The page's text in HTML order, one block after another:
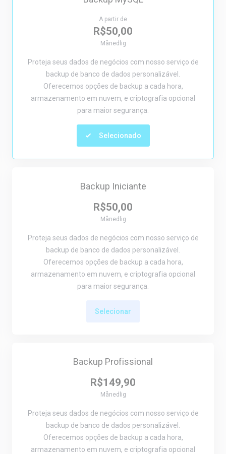
A partir de
R$50,00
Månedlig
Proteja seus dados de negócios com nosso serviço de
backup de banco de dados personalizável.
Oferecemos opções de backup a cada hora,
armazenamento em nuvem, e criptografia opcional
para maior segurança.
Selecionado
Backup Iniciante
R$50,00
Månedlig
Proteja seus dados de negócios com nosso serviço de
backup de banco de dados personalizável.
Oferecemos opções de backup a cada hora,
armazenamento em nuvem, e criptografia opcional
para maior segurança.
Selecionar
Backup Profissional
R$149,90
Månedlig
Proteja seus dados de negócios com nosso serviço de
backup de banco de dados personalizável.
Oferecemos opções de backup a cada hora,
armazenamento em nuvem, e criptografia opcional